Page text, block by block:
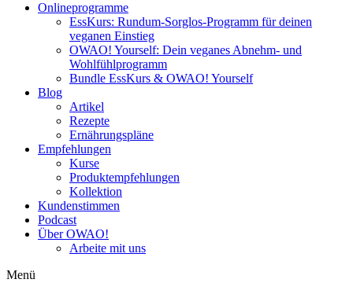
Onlineprogramme
EssKurs: Rundum-Sorglos-Programm für deinen
veganen Einstieg
OWAO! Yourself: Dein veganes Abnehm- und
Wohlfühlprogramm
Bundle EssKurs & OWAO! Yourself
Blog
Artikel
Rezepte
Ernährungspläne
Empfehlungen
Kurse
Produktempfehlungen
Kollektion
Kundenstimmen
Podcast
Über OWAO!
Arbeite mit uns
Menü